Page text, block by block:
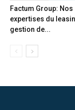
Factum Group: Nos
expertises du
gestion de...